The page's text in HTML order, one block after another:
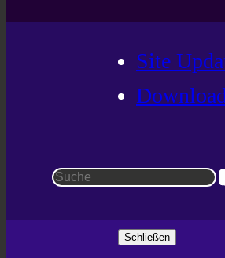
Site
Suchen
Schließen